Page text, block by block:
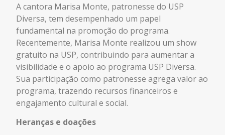
A cantora Marisa Monte, patronesse do USP
Diversa, tem desempenhado um papel
fundamental na promoção do programa.
Recentemente, Marisa Monte realizou um show
gratuito na USP, contribuindo para aumentar a
visibilidade e o apoio ao programa USP Diversa.
Sua participação como patronesse agrega valor ao
programa, trazendo recursos financeiros e
engajamento cultural e social.
Heranças e doações